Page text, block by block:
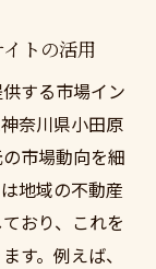
トの活用
する市場イン
奈川県小田原
市場動向を細
地域の不動産
おり、これを
す。例えば、